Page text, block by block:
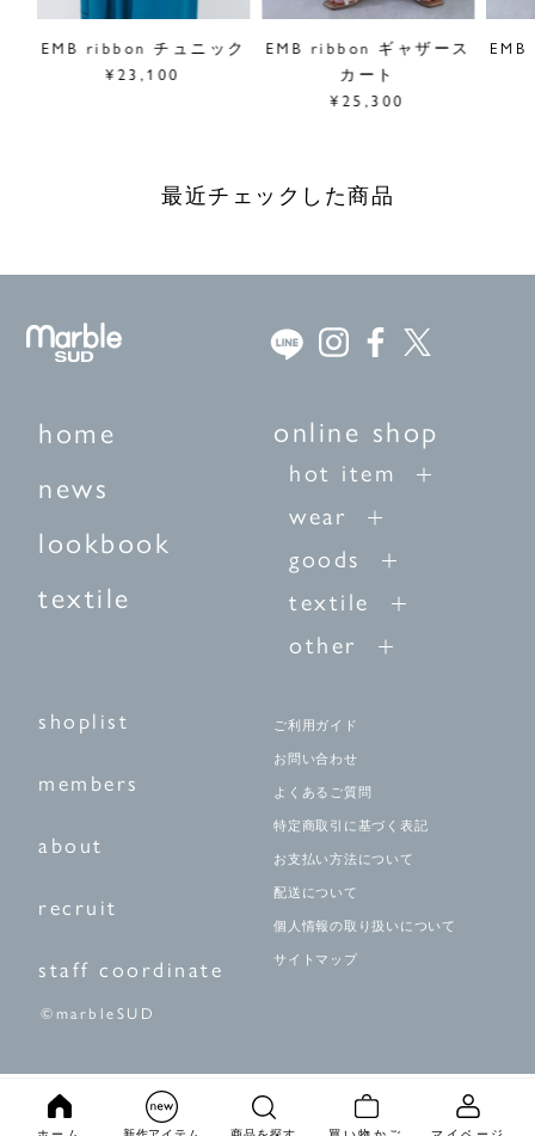
EMB ribbon チュニック
¥23,100
EMB ribbon ギャザース
カート
¥25,300
最近チェックした商品
home
news
lookbook
textile
online shop
hot item
wear
goods
textile
other
shoplist
members
about
recruit
staff coordinate
ご利用ガイド
お問い合わせ
よくあるご質問
特定商取引に基づく表記
お支払い方法について
配送について
個人情報の取り扱いについて
サイトマップ
©marbleSUD